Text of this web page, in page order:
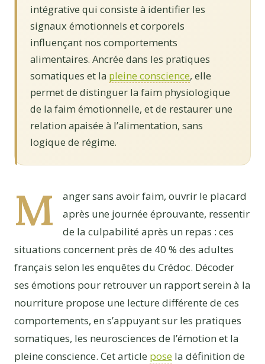
intégrative qui consiste à identifier les
signaux émotionnels et corporels
influençant nos comportements
alimentaires. Ancrée dans les pratiques
somatiques et la pleine conscience, elle
permet de distinguer la faim physiologique
de la faim émotionnelle, et de restaurer une
relation apaisée à l’alimentation, sans
logique de régime.
M
anger sans avoir faim, ouvrir le placard
après une journée éprouvante, ressentir
de la culpabilité après un repas : ces
situations concernent près de 40 % des adultes
français selon les enquêtes du Crédoc. Décoder
ses émotions pour retrouver un rapport serein à la
nourriture propose une lecture différente de ces
comportements, en s’appuyant sur les pratiques
somatiques, les neurosciences de l’émotion et la
pleine conscience. Cet article pose la définition de